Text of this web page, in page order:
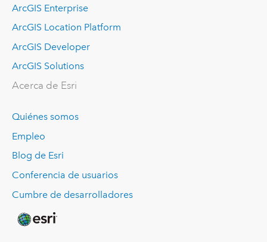
ArcGIS Enterprise
ArcGIS Location Platform
ArcGIS Developer
ArcGIS Solutions
Acerca de Esri
Quiénes somos
Empleo
Blog de Esri
Conferencia de usuarios
Cumbre de desarrolladores